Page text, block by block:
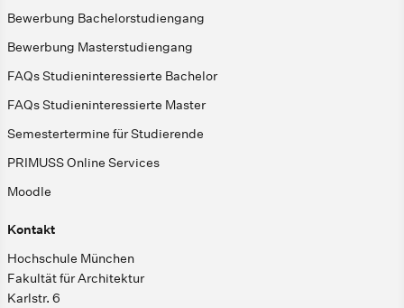
Bewerbung Bachelorstudiengang
Bewerbung Masterstudiengang
FAQs Studieninteressierte Bachelor
FAQs Studieninteressierte Master
Semestertermine für Studierende
PRIMUSS Online Services
Moodle
Kontakt
Hochschule München
Fakultät für Architektur
Karlstr. 6